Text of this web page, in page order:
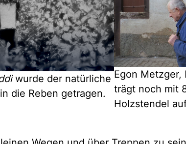
wurde der natürliche
die Reben getragen.
Egon
trägt noch mit
Holzstendel